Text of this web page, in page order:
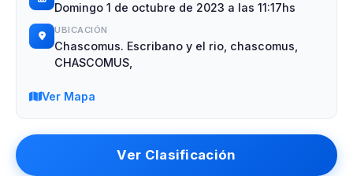
Domingo 1 de octubre de 2023 a las 11:17hs
UBICACIÓN
Chascomus. Escribano y el rio, chascomus,
CHASCOMUS,
Ver Mapa
Ver Clasificación